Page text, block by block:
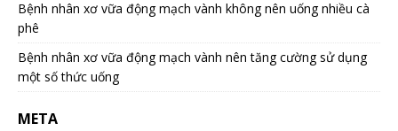
Bệnh nhân xơ vữa động mạch vành không nên uống nhiều cà
phê
Bệnh nhân xơ vữa động mạch vành nên tăng cường sử dụng
một số thức uống
META